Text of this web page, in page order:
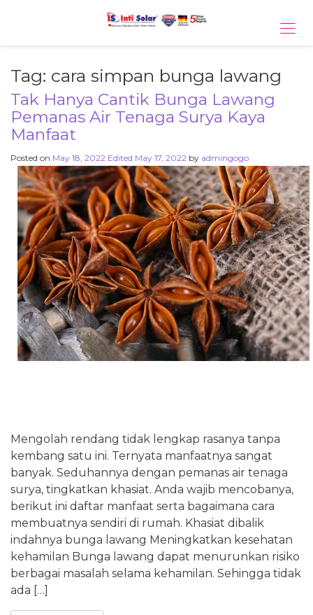
Tag: cara simpan bunga lawang
Tak Hanya Cantik Bunga Lawang
Pemanas Air Tenaga Surya Kaya
Manfaat
Posted on May 18, 2022 Edited May 17, 2022 by admingogo
Mengolah rendang tidak lengkap rasanya tanpa
kembang satu ini. Ternyata manfaatnya sangat
banyak. Seduhannya dengan pemanas air tenaga
surya, tingkatkan khasiat. Anda wajib mencobanya,
berikut ini daftar manfaat serta bagaimana cara
membuatnya sendiri di rumah. Khasiat dibalik
indahnya bunga lawang Meningkatkan kesehatan
kehamilan Bunga lawang dapat menurunkan risiko
berbagai masalah selama kehamilan. Sehingga tidak
ada […]